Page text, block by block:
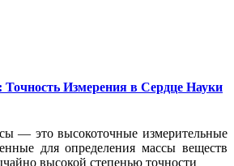
Измерения в Сердце Науки
— это высокоточные измерительные
для определения массы веществ
высокой степенью точности